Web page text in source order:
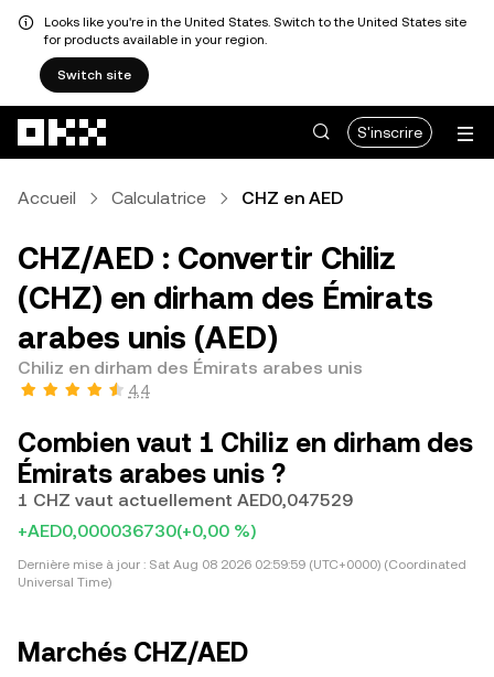
Looks like you're in the United States. Switch to the United States site
for products available in your region.
Switch site
S'inscrire
Accueil Calculatrice CHZ en AED
CHZ/AED : Convertir Chiliz
(CHZ) en dirham des Émirats
arabes unis (AED)
Chiliz en dirham des Émirats arabes unis
4,4
Combien vaut 1 Chiliz en dirham des
Émirats arabes unis ?
1 CHZ vaut actuellement AED0,047529
+AED0,000036730(+0,00 %)
Dernière mise à jour : Sat Aug 08 2026 02:59:59 (UTC+0000) (Coordinated
Universal Time)
Marchés CHZ/AED